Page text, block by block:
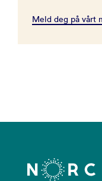
Meld deg på vårt